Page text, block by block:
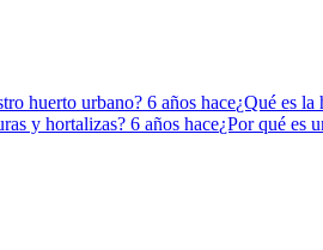
huerto urbano? 6 años hace¿Qué es la
y hortalizas? 6 años hace¿Por qué es